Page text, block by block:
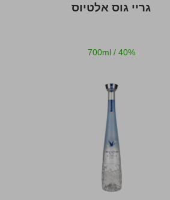
גריי גוס אלטיוס
700ml / 40%